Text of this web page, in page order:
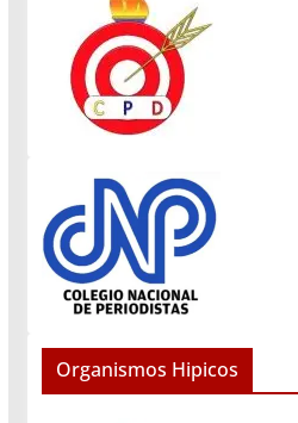
Organismos Hipicos